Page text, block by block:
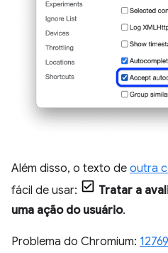
Além disso, o texto de outra
fácil de usar:
Tratar a
uma ação do usuário.
Problema do Chromium: